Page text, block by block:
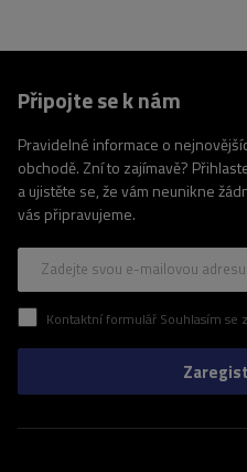
Připojte se k nám
Pravidelné informace o
obchodě. Zní to zajímavě?
a ujistěte se, že vám neunikne
vás připravujeme.
Zadejte svou e-mailovou adresu
Kontaktní formulář Souhlasím se zpracováním svých osobních údajů